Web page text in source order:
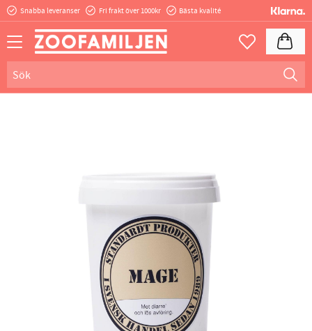
Snabba leveranser Fri frakt över 1000kr Bästa kvalité
Favoriter